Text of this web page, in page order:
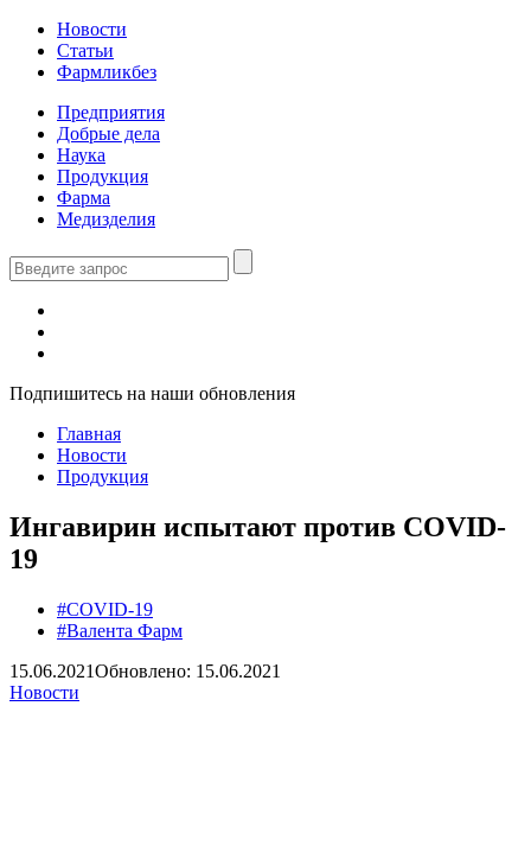
Новости
Статьи
Фармликбез
Предприятия
Добрые дела
Наука
Продукция
Фарма
Медизделия
Подпишитесь на наши обновления
Главная
Новости
Продукция
Ингавирин испытают против COVID-
19
#COVID-19
#Валента Фарм
15.06.2021Обновлено: 15.06.2021
Новости